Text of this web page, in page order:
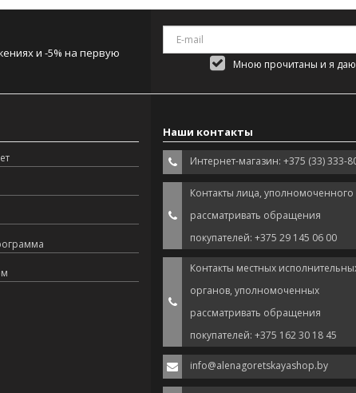
и -5% на первую
Мною прочитаны и я даю
Наши контакты
Интернет-магазин: +375 (33) 333-
Контакты лица, уполномоченного
рассматривать обращения
покупателей: +375 29 145 06 00
Контакты местных
органов, уполномоченных
рассматривать обращения
покупателей: +375 162 30 18 45
info@alenagoretskayashop.by